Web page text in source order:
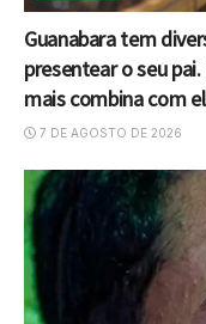
Guanabara tem
presentear o seu
mais combina com
7 DE AGOSTO DE 2026